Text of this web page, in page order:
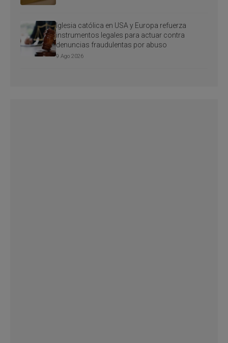
Iglesia católica en USA y Europa refuerza
instrumentos legales para actuar contra
denuncias fraudulentas por abuso
9 Ago 2026